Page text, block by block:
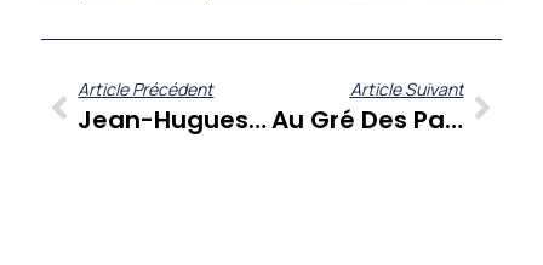
Article Précédent
Jean-Hugues Miredin : Le Retour D’un Danseur Martiniquais Aux Thématiques Sociétales
Article Suivant
Au Gré Des Pages : Dominique Berthet Décrypte « L’imprévisible Rencontre »